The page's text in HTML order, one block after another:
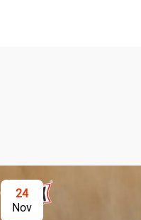
24
Nov